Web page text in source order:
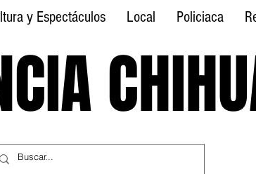
y Espectáculos Local Policiaca